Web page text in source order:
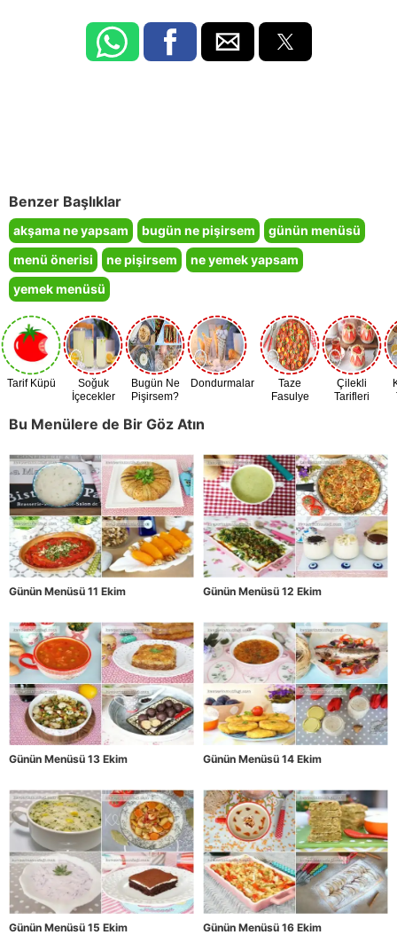
Benzer Başlıklar
akşama ne yapsam bugün ne pişirsem
günün menüsü
menü önerisi
ne pişirsem
ne yemek yapsam
yemek menüsü
Tarif Küpü
Soğuk
İçecekler
Bugün Ne
Pişirsem?
Dondurmalar
Taze
Fasulye
Çilekli
Tarifleri
Bu Menülere de Bir Göz Atın
Günün Menüsü 11 Ekim Günün Menüsü 12 Ekim
Günün Menüsü 13 Ekim Günün Menüsü 14 Ekim
Günün Menüsü 15 Ekim Günün Menüsü 16 Ekim